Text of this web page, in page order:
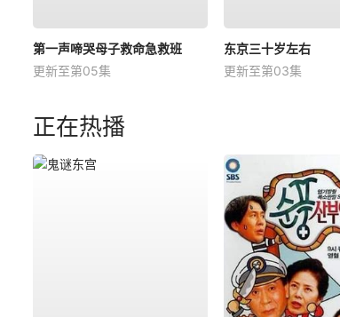
第一声啼哭母子救命急救班
更新至第05集
东京三十岁左右
更新至第03集
正在热播